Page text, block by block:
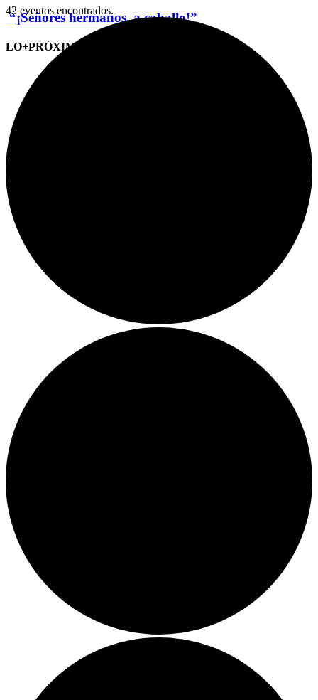
“¡Señores hermanos, a caballo!”
LO+PRÓXIMO (CITAS)
42 eventos encontrados.